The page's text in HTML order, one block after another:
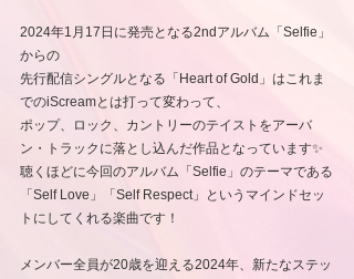
2024年1月17日に発売となる2ndアルバム「Selfie」
からの
先行配信シングルとなる「Heart of Gold」はこれま
でのiScreamとは打って変わって、
ポップ、ロック、カントリーのテイストをアーバ
ン・トラックに落とし込んだ作品となっています✨
聴くほどに今回のアルバム「Selfie」のテーマである
「Self Love」「Self Respect」というマインドセッ
トにしてくれる楽曲です！
メンバー全員が20歳を迎える2024年、新たなステッ